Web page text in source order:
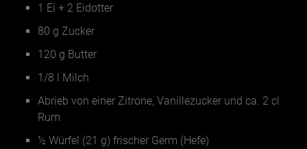
1 Ei + 2 Eidotter
80 g Zucker
120 g Butter
1/8 l Milch
Abrieb von einer Zitrone, Vanillezucker und ca. 2 cl
Rum
½ Würfel (21 g) frischer Germ (Hefe)